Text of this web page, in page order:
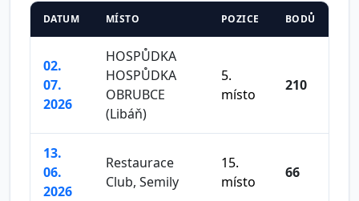
DATUM MÍSTO POZICE BODŮ
02.
07.
2026
HOSPŮDKA
HOSPŮDKA
OBRUBCE
(Libáň)
5.
místo
210
13.
06.
2026
Restaurace
Club, Semily
15.
místo
66